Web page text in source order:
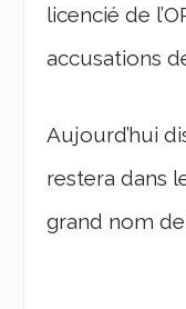
licencié de
accusations
Aujourd’hui
restera dans
grand nom